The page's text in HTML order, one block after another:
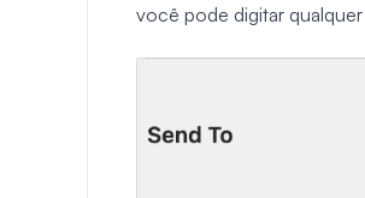
você pode digitar